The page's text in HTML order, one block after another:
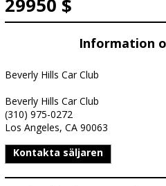
29950 $
Information
Beverly Hills Car Club
Beverly Hills Car Club
(310) 975-0272
Los Angeles, CA 90063
Kontakta säljaren